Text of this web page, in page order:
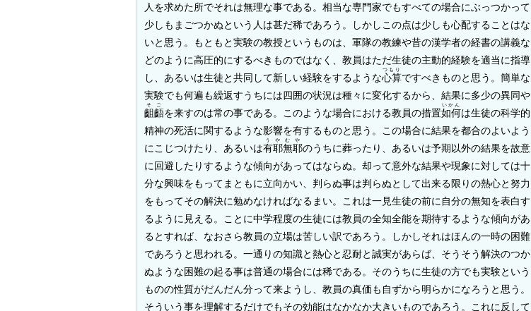
人を求めた所でそれは無理な事である。相当な専門家でもすべての場合にぶっつかって
少しもまごつかぬという人は甚だ稀であろう。しかしこの点は少しも心配することはな
いと思う。もともと実験の教授というものは、軍隊の教練や昔の漢学者の経書の講義な
どのように高圧的にするべきものではなく、教員はただ生徒の主動的経験を適当に指導
し、あるいは生徒と共同して新しい経験をするような心算
つもり
ですべきものと思う。簡単な
実験でも何遍も繰返すうちには四囲の状況は種々に変化するから、結果に多少の異同や
齟齬
そご
を来すのは常の事である。このような場合における教員の措置如何
いかん
は生徒の科学的
精神の死活に関するような影響を有するものと思う。この場合に結果を都合のよいよう
にこじつけたり、あるいは有耶無耶
うやむや
のうちに葬ったり、あるいは予期以外の結果を故意
に回避したりするような傾向があってはならぬ。却って意外な結果や現象に対しては十
分な興味をもってまともに立向かい、判らぬ事は判らぬとして出来る限りの熱心と努力
をもってその解決に勉めなければなるまい。これは一見生徒の前に自分の無知を表白す
るように見える。ことに中学程度の生徒には教員の全知全能を期待するような傾向があ
るとすれば、なおさら教員の立場は苦しい訳であろう。しかしそれはほんの一時の困難
であろうと思われる。一通りの知識と熱心と忍耐と誠実があらば、そうそう解決のつか
ぬような困難の起る事は普通の場合には稀である。そのうちに生徒の方でも実験という
ものの性質がだんだん分って来ようし、教員の真価も自ずから明らかになろうと思う。
そういう事を理解するだけでもその効能はなかなか大きいものであろう。これに反して